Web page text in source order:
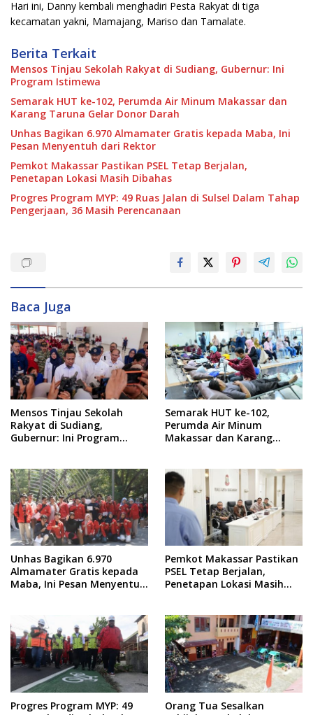
Hari ini, Danny kembali menghadiri Pesta Rakyat di tiga
kecamatan yakni, Mamajang, Mariso dan Tamalate.
Berita Terkait
Mensos Tinjau Sekolah Rakyat di Sudiang, Gubernur: Ini
Program Istimewa
Semarak HUT ke-102, Perumda Air Minum Makassar dan
Karang Taruna Gelar Donor Darah
Unhas Bagikan 6.970 Almamater Gratis kepada Maba, Ini
Pesan Menyentuh dari Rektor
Pemkot Makassar Pastikan PSEL Tetap Berjalan,
Penetapan Lokasi Masih Dibahas
Progres Program MYP: 49 Ruas Jalan di Sulsel Dalam Tahap
Pengerjaan, 36 Masih Perencanaan
Baca Juga
Mensos Tinjau Sekolah
Rakyat di Sudiang,
Gubernur: Ini Program
Semarak HUT ke-102,
Perumda Air Minum
Makassar dan Karang
Unhas Bagikan 6.970
Almamater Gratis kepada
Maba, Ini Pesan Menyentuh
Pemkot Makassar Pastikan
PSEL Tetap Berjalan,
Penetapan Lokasi Masih
Progres Program MYP: 49
Orang Tua Sesalkan